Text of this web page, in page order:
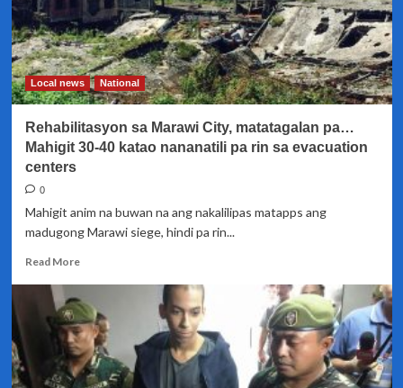
Liberation
of
Marawi
kaysa
Marawi
siege
Malakanyang
Local news National
Rehabilitasyon sa Marawi City, matatagalan pa…
Mahigit 30-40 katao nananatili pa rin sa evacuation
centers
0
Mahigit anim na buwan na ang nakalilipas matapps ang
madugong Marawi siege, hindi pa rin...
Read MoreRead
Rehabilitasyon
sa
Marawi
City,
matatagalan